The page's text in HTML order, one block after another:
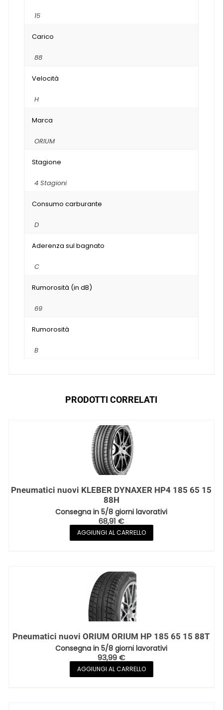
15
Carico
88
Velocità
H
Marca
ORIUM
Stagione
4 Stagioni
Consumo carburante
D
Aderenza sul bagnato
C
Rumorosità (in dB)
69
Rumorosità
B
PRODOTTI CORRELATI
Pneumatici nuovi KLEBER DYNAXER HP4 185 65 15
88H
Consegna in 5/8 giorni lavorativi
68,91€
AGGIUNGI AL CARRELLO
Pneumatici nuovi ORIUM ORIUM HP 185 65 15 88T
Consegna in 5/8 giorni lavorativi
93,99€
AGGIUNGI AL CARRELLO